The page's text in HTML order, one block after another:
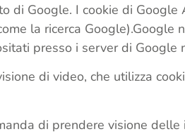
di Google. I cookie di Google
la ricerca Google).Google
presso i server di Google
di video, che utilizza
di prendere visione delle